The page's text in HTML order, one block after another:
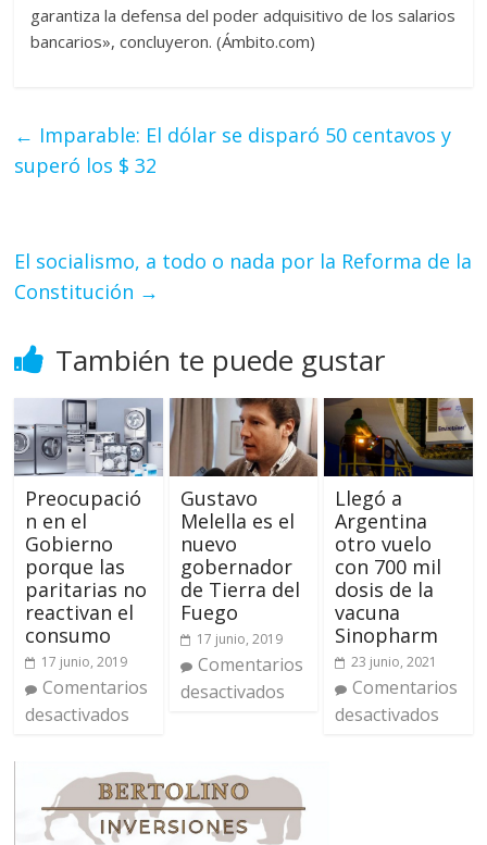
garantiza la defensa del poder adquisitivo de los salarios
bancarios», concluyeron. (Ámbito.com)
← Imparable: El dólar se disparó 50 centavos y
superó los $ 32
El socialismo, a todo o nada por la Reforma de la
Constitución →
También te puede gustar
Preocupació
n en el
Gobierno
porque las
paritarias no
reactivan el
consumo
17 junio, 2019
Comentarios
desactivados
Gustavo
Melella es el
nuevo
gobernador
de Tierra del
Fuego
17 junio, 2019
Comentarios
desactivados
Llegó a
Argentina
otro vuelo
con 700 mil
dosis de la
vacuna
Sinopharm
23 junio, 2021
Comentarios
desactivados